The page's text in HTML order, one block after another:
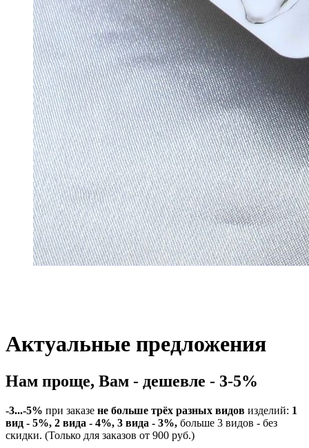
Актуальные предложения
Нам проще, Вам - дешевле - 3-5%
-3...-5% при заказе не больше трёх разных видов изделий: 1
вид - 5%, 2 вида - 4%, 3 вида - 3%, больше 3 видов - без
скидки. (Только для заказов от 900 руб.)